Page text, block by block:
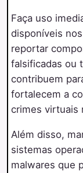
Faça uso
disponíveis
reportar
falsificadas ou
contribuem
fortalecem a
crimes virtuais
Além disso,
sistemas
malwares que